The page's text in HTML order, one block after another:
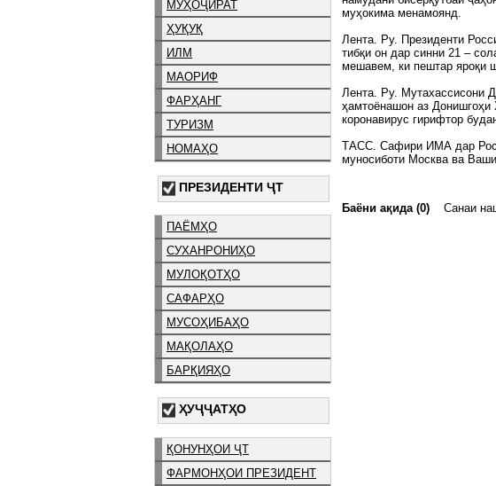
МУҲОҶИРАТ
ҲУҚУҚ
ИЛМ
МАОРИФ
ФАРҲАНГ
ТУРИЗМ
НОМАҲО
ПРЕЗИДЕНТИ ҶТ
ПАЁМҲО
СУХАНРОНИҲО
МУЛОҚОТҲО
САФАРҲО
МУСОҲИБАҲО
МАҚОЛАҲО
БАРҚИЯҲО
ҲУҶҶАТҲО
ҚОНУНҲОИ ҶТ
ФАРМОНҲОИ ПРЕЗИДЕНТ
муҳокима менамоянд.
Лента. Ру. Президенти
тибқи он дар синни 21 –
мешавем, ки пештар яроқи
Лента. Ру. Мутахассисони
ҳамтоёнашон аз Донишгоҳи
коронавирус гирифтор
ТАСС. Сафири ИМА дар
муносиботи Москва ва
Баёни ақида (0) Санаи